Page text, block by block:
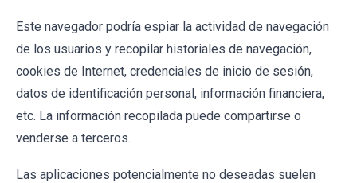
Este navegador podría espiar la actividad de navegación
de los usuarios y recopilar historiales de navegación,
cookies de Internet, credenciales de inicio de sesión,
datos de identificación personal, información financiera,
etc. La información recopilada puede compartirse o
venderse a terceros.
Las aplicaciones potencialmente no deseadas suelen